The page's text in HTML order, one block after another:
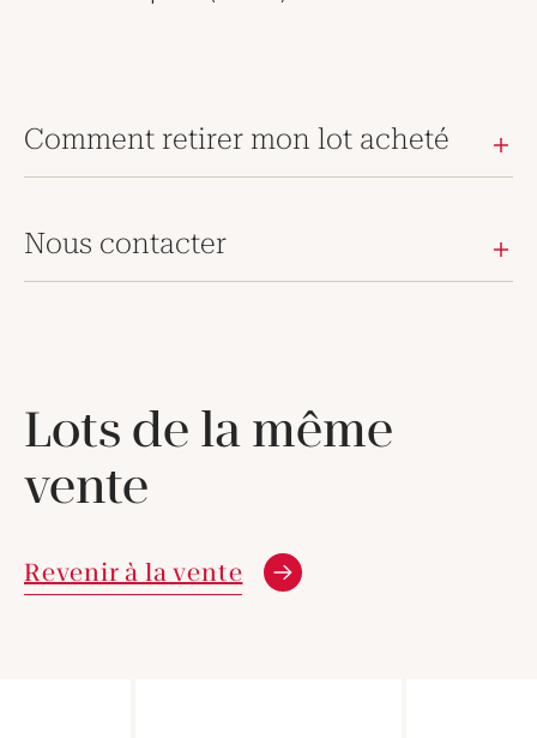
Comment retirer mon lot acheté
Nous contacter
Lots de la même
vente
Revenir à la vente